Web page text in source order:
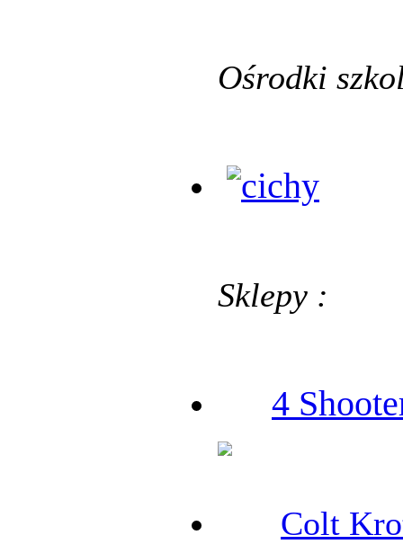
Ośrodki
Sklepy :
4
Colt